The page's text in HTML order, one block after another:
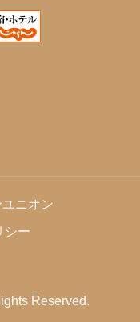
ニオン
シー
Reserved.